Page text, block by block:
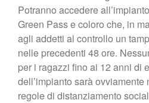
Potranno accedere
Green Pass e coloro che, in
agli addetti al controllo un
nelle precedenti 48 ore.
per i ragazzi fino ai 12 anni di
dell’impianto sarà
regole di distanziamento